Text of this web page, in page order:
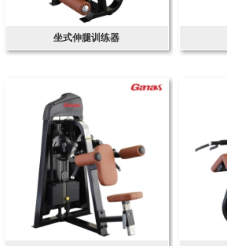
坐式伸腿训练器